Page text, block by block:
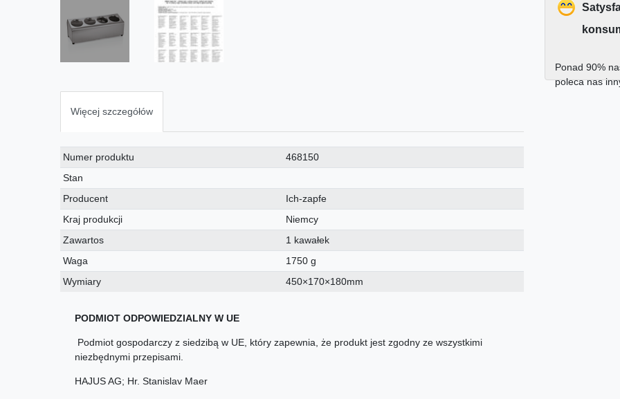
Więcej szczegółów
Charakterystyka
techniczna
Wartość
Numer produktu
468150
Stan
Producent
Ich-zapfe
Kraj produkcji
Niemcy
Zawartos
1 kawałek
Waga
1750 g
Wymiary
450×170×180mm
PODMIOT ODPOWIEDZIALNY W UE
Podmiot gospodarczy z siedzibą w UE, który zapewnia, że produkt jest zgodny ze wszystkimi
niezbędnymi przepisami.
HAJUS AG; Hr. Stanislav Maer
Ponad 90%
poleca nas